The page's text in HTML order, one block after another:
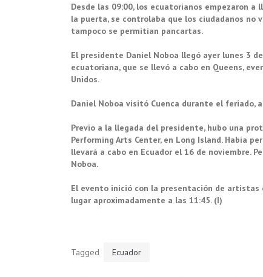
Desde las 09:00, los ecuatorianos empezaron a
la puerta, se controlaba que los ciudadanos no
tampoco se permitían pancartas.
El presidente Daniel Noboa llegó ayer lunes 3
ecuatoriana, que se llevó a cabo en Queens,
Unidos.
Daniel Noboa visitó Cuenca durante el feriado,
Previo a la llegada del presidente, hubo una
Performing Arts Center, en Long Island. Había
llevará a cabo en Ecuador el 16 de noviembre.
Noboa.
El evento inició con la presentación de artistas
lugar aproximadamente a las 11:45. (I)
Tagged Ecuador